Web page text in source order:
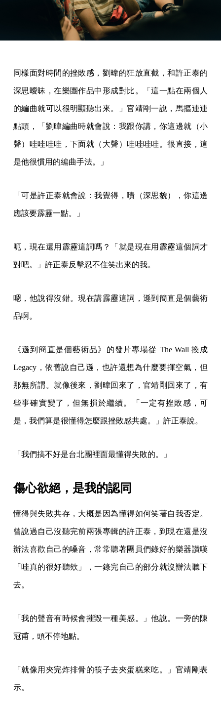
同樣面對時間的挫敗感，劉暐的狂放直截，和許正泰的
深思曖昧，在樂團作品中形成對比。「這一點在兩個人
的編曲就可以很明顯聽出來。」官靖剛一說，馬摳連連
點頭，「劉暐編曲時就會說：我跟你講，你這邊就（小
聲）哇哇哇哇，下面就（大聲）哇哇哇哇。很直接，這
是他很慣用的編曲手法。」
「可是許正泰就會說：我覺得，嘖（深思貌），你這邊
應該要霹靂一點。」
呃，現在還用霹靂這詞嗎？「就是現在用霹靂這個詞才
對吧。」許正泰反擊忍不住笑出來的我。
嗯，他說得沒錯。現在講霹靂這詞，遜到簡直是個藝術
品啊。
《遜到簡直是個藝術品》的發片專場從 The Wall 換成
Legacy，依舊說自己遜，也許還想為什麼要揮空氣，但
那無所謂。就像後來，劉暐回來了，官靖剛回來了，有
些事確實變了，但無損於繼續。「一定有挫敗感，可
是，我們算是很懂得怎麼跟挫敗感共處。」許正泰說。
「我們搞不好是台北團裡面最懂得失敗的。」
傷心欲絕，是我的認同
懂得與失敗共存，大概是因為懂得如何笑著自我否定。
曾說過自己沒聽完前兩張專輯的許正泰，到現在還是沒
辦法喜歡自己的嗓音，常常聽著團員們錄好的樂器讚嘆
「哇真的很好聽欸」，一錄完自己的部分就沒辦法聽下
去。
「我的聲音有時候會摧毀一種美感。」他說。一旁的陳
冠甫，頭不停地點。
「就像用夾完炸排骨的筷子去夾蛋糕來吃。」官靖剛表
示。